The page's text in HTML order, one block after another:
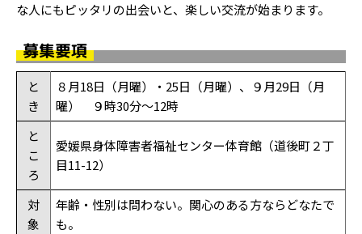
な人にもピッタリの出会いと、楽しい交流が始まります。
募集要項
と
き
８月18日（月曜）・25日（月曜）、９月29日（月
曜） ９時30分～12時
と
こ
ろ
愛媛県身体障害者福祉センター体育館（道後町２丁
目11-12）
対
象
年齢・性別は問わない。関心のある方ならどなたで
も。